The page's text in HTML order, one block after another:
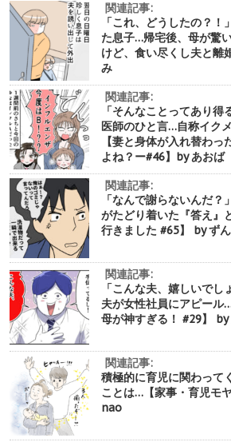
関連記事:
「これ、どうしたの？
た息子…帰宅後、母が驚
けど、食い尽くし夫と離
み
関連記事:
「そんなことってあり
医師のひと言…自称イク
【妻と身体が入れ替わ
よね？ー#46】by あおば
関連記事:
「なんで謝らないんだ
がたどり着いた『答え』
行きました #65】 by ずん
関連記事:
「こんな夫、嬉しいで
夫が女性社員にアピール
母が神すぎる！ #29】 by
関連記事:
積極的に育児に関わって
ことは…【家事・育児モ
nao